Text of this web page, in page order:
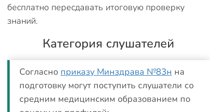
бесплатно пересдавать итоговую проверку
знаний.
Категория слушателей
Согласно приказу Минздрава №83н на
подготовку могут поступить слушатели со
средним медицинским образованием по